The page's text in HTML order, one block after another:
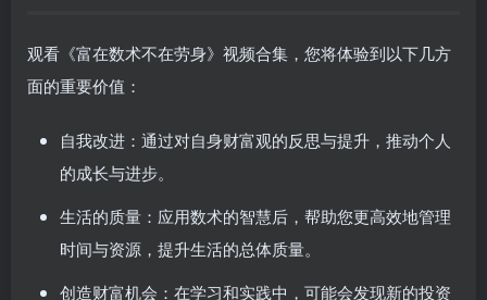
观看《富在数术不在劳身》视频合集，您将体验到以下几方
面的重要价值：
自我改进： 通过对自身财富观的反思与提升，推动个人
的成长与进步。
生活的质量： 应用数术的智慧后，帮助您更高效地管理
时间与资源，提升生活的总体质量。
创造财富机会： 在学习和实践中，可能会发现新的投资